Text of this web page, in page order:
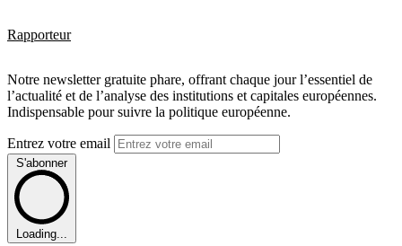
Rapporteur
Notre newsletter gratuite phare, offrant chaque jour l’essentiel de
l’actualité et de l’analyse des institutions et capitales européennes.
Indispensable pour suivre la politique européenne.
Entrez votre email
S'abonner
Loading...